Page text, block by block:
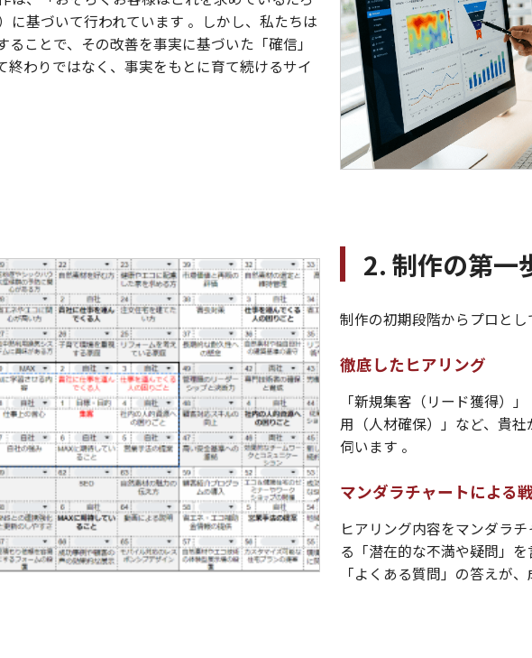
に基づいて行われています 。しかし、私たちは
ることで、その改善を事実に基づいた「確信」
終わりではなく、事実をもとに育て続けるサイ
2. 制作の第一
制作の初期段階からプロと
徹底したヒアリング
「新規集客（リード獲得）
用（人材確保）」など、貴
伺います 。
マンダラチャートによる
ヒアリング内容をマンダラ
る「潜在的な不満や疑問」
「よくある質問」の答えが